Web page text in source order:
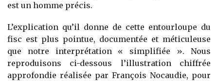
est un homme précis.
L’explication qu’il donne de cette entourloupe du
fisc est plus pointue, documentée et méticuleuse
que notre interprétation « simplifiée ». Nous
reproduisons ci-dessous l’illustration chiffrée
approfondie réalisée par François Nocaudie, pour